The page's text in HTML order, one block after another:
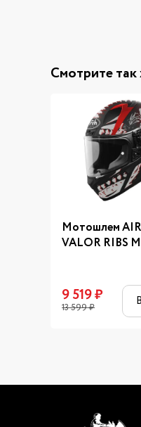
Смотрите так
Мотошлем
VALOR RIBS
9 519₽
13 599₽